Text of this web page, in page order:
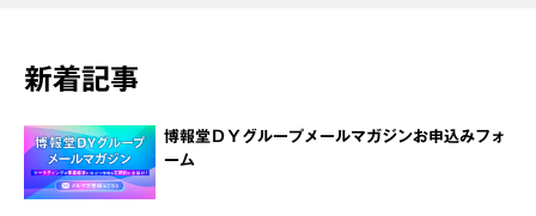
新着記事
博報堂ＤＹグループメールマガジンお申込みフォ
ーム